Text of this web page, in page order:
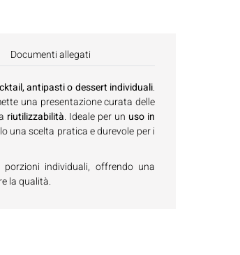
Documenti allegati
antipasti o dessert individuali.
una presentazione curata delle
riutilizzabilità. Ideale per un uso in
una scelta pratica e durevole per i
individuali, offrendo una
la qualità.